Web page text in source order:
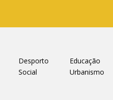
Desporto Educação
Social Urbanismo